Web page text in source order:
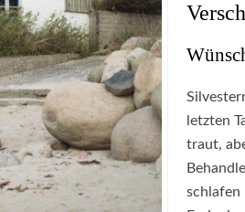
letzten
traut,
schlafen